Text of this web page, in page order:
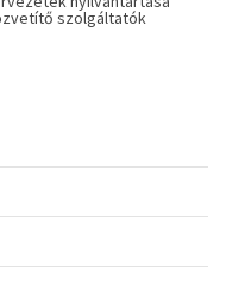
szolgáltatók